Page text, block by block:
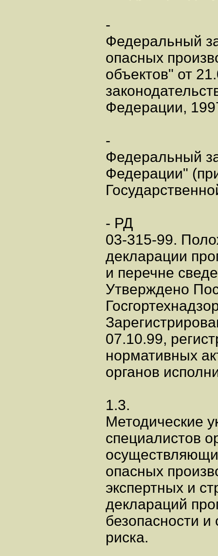
-
Федеральный
опасных
объектов" от
Федерации,
-
Федеральный
Федерации"
- РД
03-315-99.
декларации
и перечне
Утверждено
07.10.99,
нормативных
органов
1.3.
Методические
специалистов
опасных
экспертных и
деклараций
безопасности
риска.